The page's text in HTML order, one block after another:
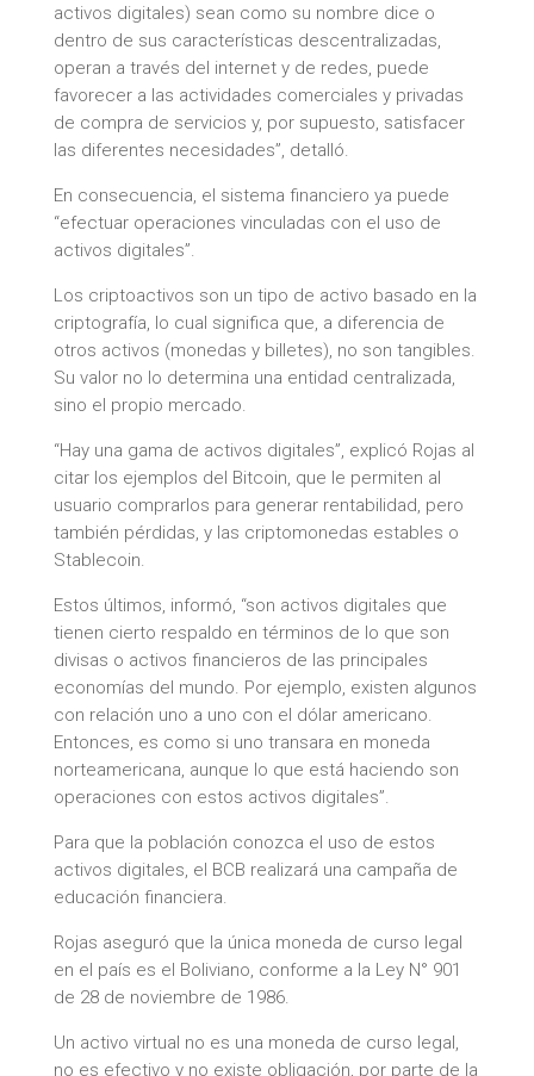
activos digitales) sean como su nombre dice o
dentro de sus características descentralizadas,
operan a través del internet y de redes, puede
favorecer a las actividades comerciales y privadas
de compra de servicios y, por supuesto, satisfacer
las diferentes necesidades”, detalló.
En consecuencia, el sistema financiero ya puede
“efectuar operaciones vinculadas con el uso de
activos digitales”.
Los criptoactivos son un tipo de activo basado en la
criptografía, lo cual significa que, a diferencia de
otros activos (monedas y billetes), no son tangibles.
Su valor no lo determina una entidad centralizada,
sino el propio mercado.
“Hay una gama de activos digitales”, explicó Rojas al
citar los ejemplos del Bitcoin, que le permiten al
usuario comprarlos para generar rentabilidad, pero
también pérdidas, y las criptomonedas estables o
Stablecoin.
Estos últimos, informó, “son activos digitales que
tienen cierto respaldo en términos de lo que son
divisas o activos financieros de las principales
economías del mundo. Por ejemplo, existen algunos
con relación uno a uno con el dólar americano.
Entonces, es como si uno transara en moneda
norteamericana, aunque lo que está haciendo son
operaciones con estos activos digitales”.
Para que la población conozca el uso de estos
activos digitales, el BCB realizará una campaña de
educación financiera.
Rojas aseguró que la única moneda de curso legal
en el país es el Boliviano, conforme a la Ley N° 901
de 28 de noviembre de 1986.
Un activo virtual no es una moneda de curso legal,
no es efectivo y no existe obligación, por parte de la